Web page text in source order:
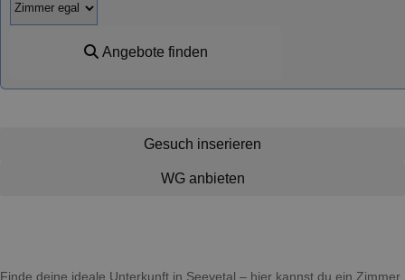
Angebote finden
Gesuch inserieren
WG anbieten
Finde deine ideale Unterkunft in Seevetal – hier kannst du ein Zimmer